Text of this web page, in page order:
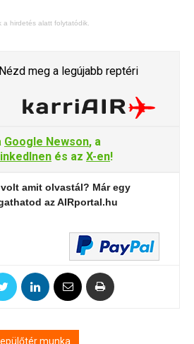
a hirdetés alatt folytatódik.
Nézd meg a legújabb reptéri
Google Newson, a
és az X-en!
amit olvastál? Már egy
az AIRportal.hu
munka